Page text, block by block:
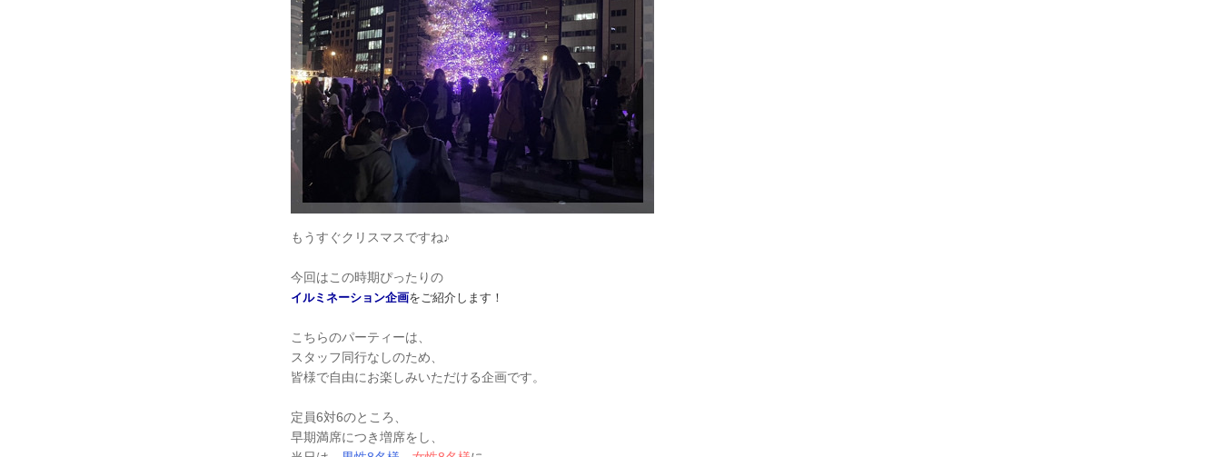
もうすぐクリスマスですね♪
今回はこの時期ぴったりの
イルミネーション企画をご紹介します！
こちらのパーティーは、
スタッフ同行なしのため、
皆様で自由にお楽しみいただける企画です。
定員6対6のところ、
早期満席につき増席をし、